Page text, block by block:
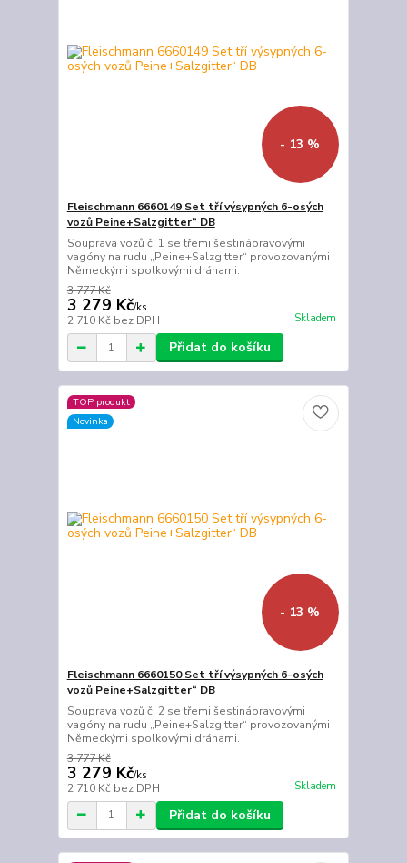
- 13 %
Fleischmann 6660149 Set tří výsypných 6-osých
vozů Peine+Salzgitter“ DB
Souprava vozů č. 1 se třemi šestinápravovými
vagóny na rudu „Peine+Salzgitter“ provozovanými
Německými spolkovými dráhami.
3 777 Kč
3 279 Kč/ks
2 710 Kč bez DPH Skladem
Přidat do košíku
TOP produkt
Novinka
- 13 %
Fleischmann 6660150 Set tří výsypných 6-osých
vozů Peine+Salzgitter“ DB
Souprava vozů č. 2 se třemi šestinápravovými
vagóny na rudu „Peine+Salzgitter“ provozovanými
Německými spolkovými dráhami.
3 777 Kč
3 279 Kč/ks
2 710 Kč bez DPH Skladem
Přidat do košíku